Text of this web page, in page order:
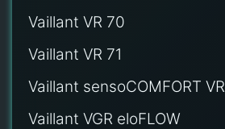
Vaillant VR 70
Vaillant VR 71
Vaillant sensoCOMFORT
Vaillant VGR eloFLOW